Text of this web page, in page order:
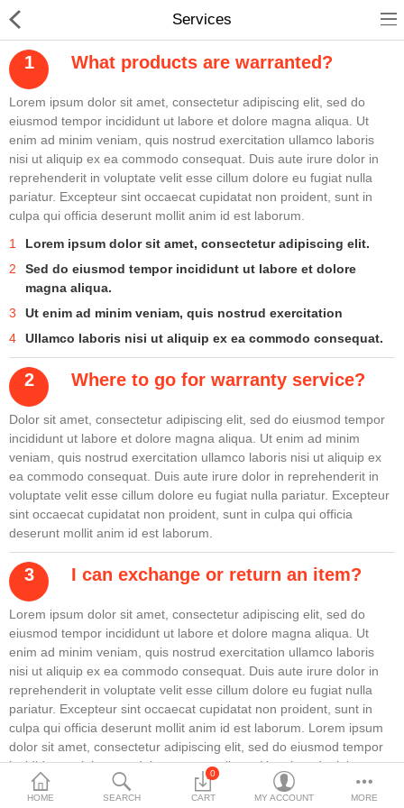
Home
Pages
Blog
Collections
Specials!
Compare Wish List (0)
Languages Currency
HOME SEARCH
0
CART MY ACCOUNT MORE
Services
What products are warranted?
Lorem ipsum dolor sit amet, consectetur adipiscing elit, sed do
eiusmod tempor incididunt ut labore et dolore magna aliqua. Ut
enim ad minim veniam, quis nostrud exercitation ullamco laboris
nisi ut aliquip ex ea commodo consequat. Duis aute irure dolor in
reprehenderit in voluptate velit esse cillum dolore eu fugiat nulla
pariatur. Excepteur sint occaecat cupidatat non proident, sunt in
culpa qui officia deserunt mollit anim id est laborum.
Lorem ipsum dolor sit amet, consectetur adipiscing elit.
Sed do eiusmod tempor incididunt ut labore et dolore
magna aliqua.
Ut enim ad minim veniam, quis nostrud exercitation
Ullamco laboris nisi ut aliquip ex ea commodo consequat.
Where to go for warranty service?
Dolor sit amet, consectetur adipiscing elit, sed do eiusmod tempor
incididunt ut labore et dolore magna aliqua. Ut enim ad minim
veniam, quis nostrud exercitation ullamco laboris nisi ut aliquip ex
ea commodo consequat. Duis aute irure dolor in reprehenderit in
voluptate velit esse cillum dolore eu fugiat nulla pariatur. Excepteur
sint occaecat cupidatat non proident, sunt in culpa qui officia
deserunt mollit anim id est laborum.
I can exchange or return an item?
Lorem ipsum dolor sit amet, consectetur adipiscing elit, sed do
eiusmod tempor incididunt ut labore et dolore magna aliqua. Ut
enim ad minim veniam, quis nostrud exercitation ullamco laboris
nisi ut aliquip ex ea commodo consequat. Duis aute irure dolor in
reprehenderit in voluptate velit esse cillum dolore eu fugiat nulla
pariatur. Excepteur sint occaecat cupidatat non proident, sunt in
culpa qui officia deserunt mollit anim id est laborum. Lorem ipsum
dolor sit amet, consectetur adipiscing elit, sed do eiusmod tempor
incididunt ut labore et dolore magna aliqua. Ut enim ad minim
veniam, quis nostrud exercitation ullamco laboris nisi ut aliquip ex
ea commodo consequat. Duis aute irure dolor in reprehenderit in